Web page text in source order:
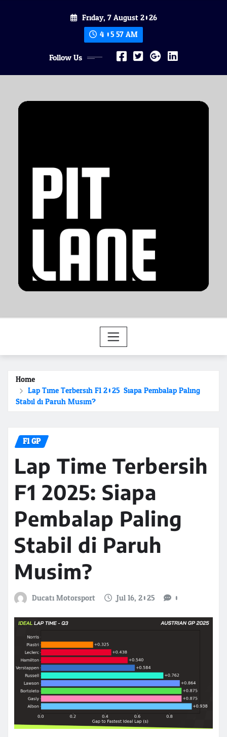
Friday, 7 August 2026
4:05:59 AM
Follow Us
Home
Lap Time Terbersih F1 2025: Siapa Pembalap Paling
Stabil di Paruh Musim?
F1 GP
Lap Time Terbersih
F1 2025: Siapa
Pembalap Paling
Stabil di Paruh
Musim?
Ducati Motorsport Jul 16, 2025 0